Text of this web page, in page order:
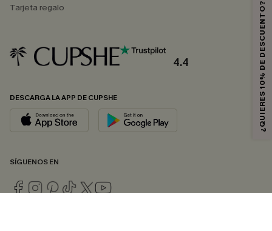
Tarjeta regalo
4.4
DESCARGA LA APP DE CUPSHE
SÍGUENOS EN
¿QUIERES 10% DE DESCUENTO?